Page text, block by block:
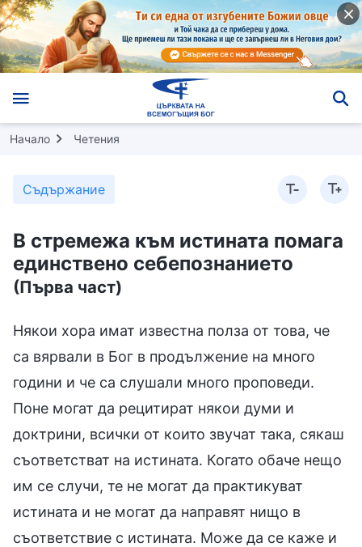
Начало Четения
Съдържание
В стремежа към истината помага
единствено себепознанието
(Първа част)
Някои хора имат известна полза от това, че
са вярвали в Бог в продължение на много
години и че са слушали много проповеди.
Поне могат да рецитират някои думи и
доктрини, всички от които звучат така, сякаш
съответстват на истината. Когато обаче нещо
им се случи, те не могат да практикуват
истината и не могат да направят нищо в
съответствие с истината. Може да се каже и